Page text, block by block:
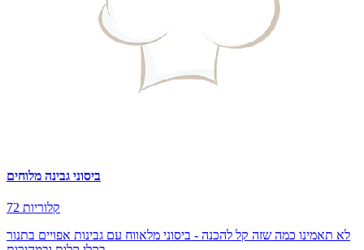
ביסוני גבינה מלוחים
72 קלוריות
לא תאמינו כמה שזה קל להכנה - ביסוני מלאווח עם גבינות אפויים בתנור